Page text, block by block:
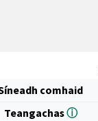
comhaid
Teangachasⓘ